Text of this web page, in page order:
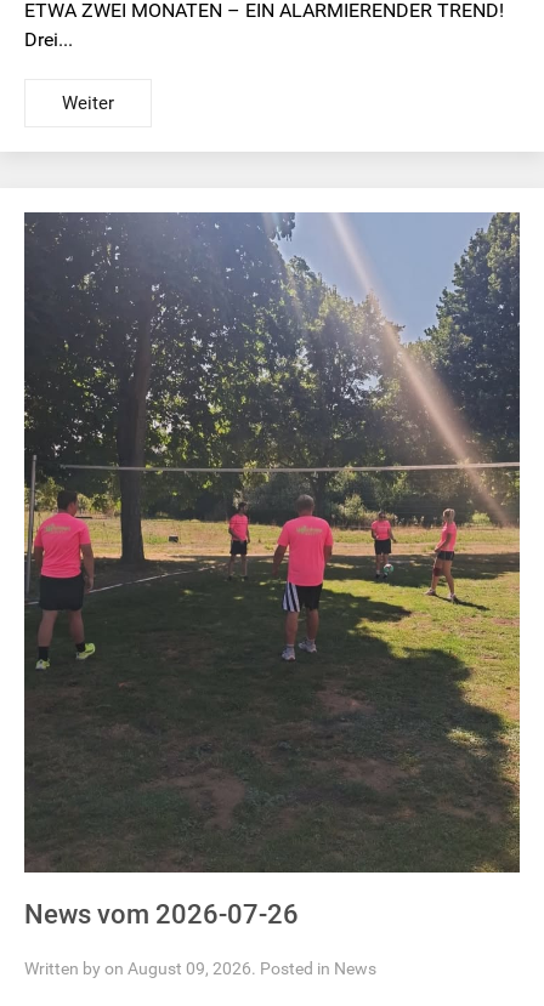
ETWA ZWEI MONATEN – EIN ALARMIERENDER TREND!
Drei...
Weiter
News vom 2026-07-26
Written by on August 09, 2026. Posted in News